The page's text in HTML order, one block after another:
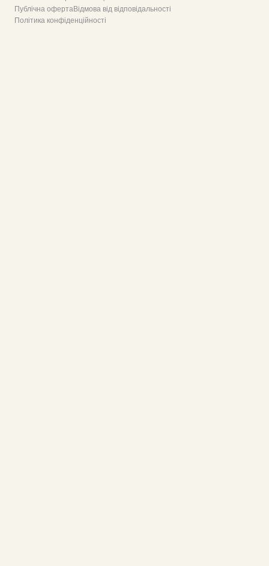
Публічна офертаВідмова від відповідальності
Політика конфіденційності